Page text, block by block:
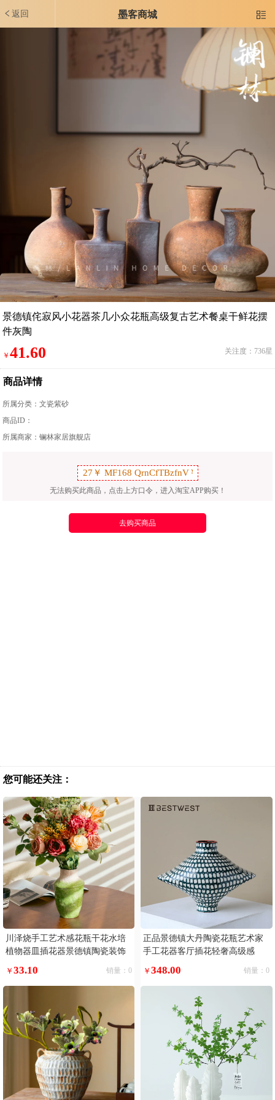
返回 墨客商城 
景德镇侘寂风小花器茶几小众花瓶高级复古艺术餐桌干鲜花摆
件灰陶
￥41.60 关注度：736星
商品详情
所属分类：文瓷紫砂
商品ID：
所属商家：镧林家居旗舰店
无法购买此商品，点击上方口令，进入淘宝APP购买！
去购买商品
您可能还关注：
川泽烧手工艺术感花瓶干花水培
植物器皿插花器景德镇陶瓷装饰
￥ 33.10 销量：0
正品景德镇大丹陶瓷花瓶艺术家
手工花器客厅插花轻奢高级感
￥348.00 销量：0